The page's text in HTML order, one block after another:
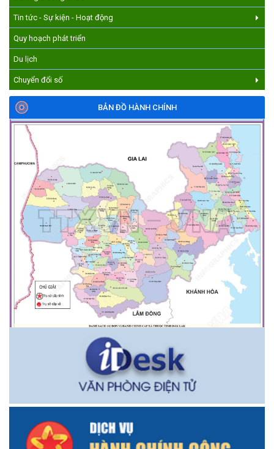
Tin tức - Sự kiện - Hoạt động
Quy hoạch phát triển
Du lịch
Chuyển đổi số
BẢN ĐỒ HÀNH CHÍNH